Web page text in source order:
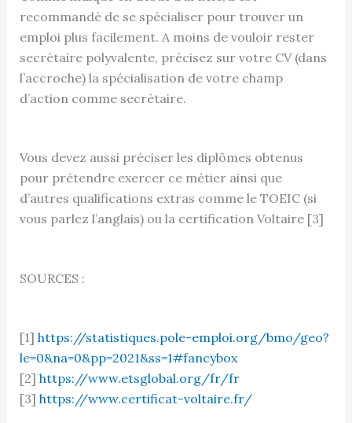
recommandé de se spécialiser pour trouver un
emploi plus facilement. A moins de vouloir rester
secrétaire polyvalente, précisez sur votre CV (dans
l’accroche) la spécialisation de votre champ
d’action comme secrétaire.
Vous devez aussi préciser les diplômes obtenus
pour prétendre exercer ce métier ainsi que
d’autres qualifications extras comme le TOEIC (si
vous parlez l’anglais) ou la certification Voltaire [3]
SOURCES :
[1] https://statistiques.pole-emploi.org/bmo/geo?
le=0&na=0&pp=2021&ss=1#fancybox
[2] https://www.etsglobal.org/fr/fr
[3] https://www.certificat-voltaire.fr/